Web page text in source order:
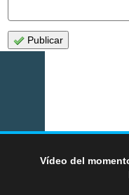
Publicar
Vídeo del